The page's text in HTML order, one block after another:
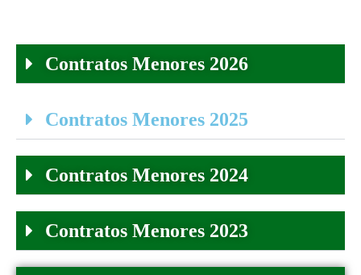
Contratos Menores 2026
Contratos Menores 2025
Contratos Menores 2024
Contratos Menores 2023